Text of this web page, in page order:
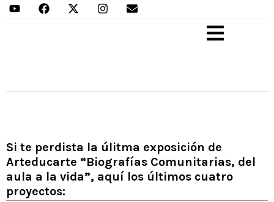
Si te perdista la úlitma exposición de
Arteducarte “Biografías Comunitarias, del
aula a la vida”, aquí los últimos cuatro
proyectos: